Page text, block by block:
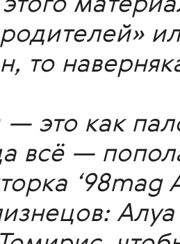
то
это как
всё —
‘98mag